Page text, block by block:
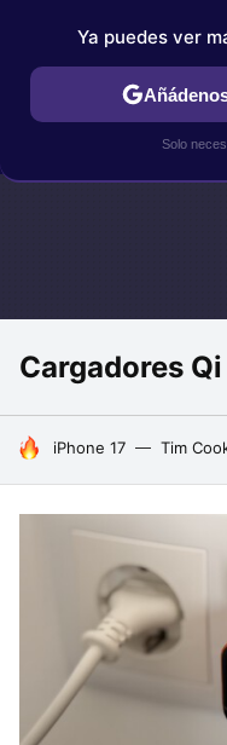
IPHONE TUTORIALES
Cargadores Qi
HOY SE HABLA DE
iPhone 17 Tim
Ya puedes ver
Solo